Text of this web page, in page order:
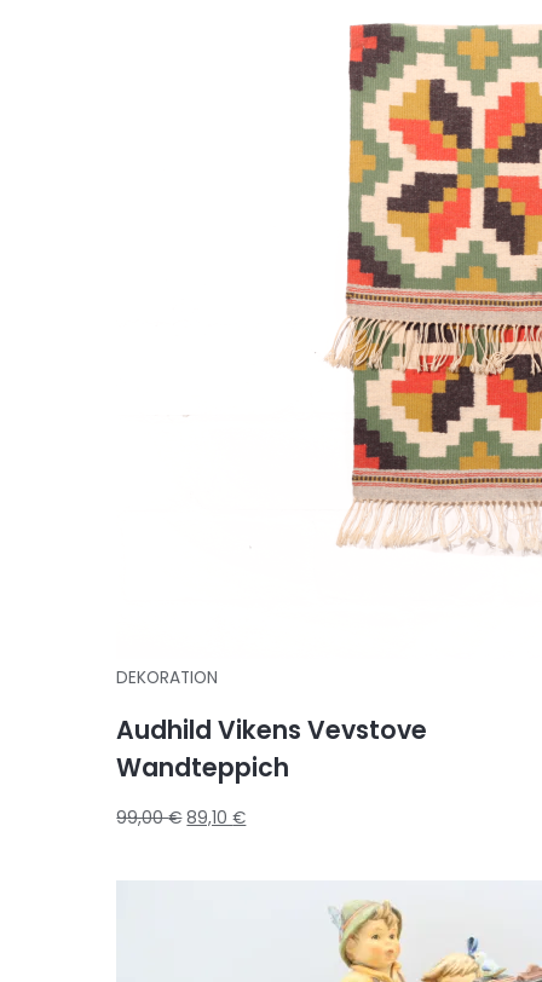
DEKORATION
Audhild Vikens Vevstove
Wandteppich
99,00€ 89,10€